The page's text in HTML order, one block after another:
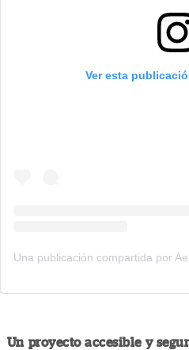
Ver esta
Un proyecto accesible y